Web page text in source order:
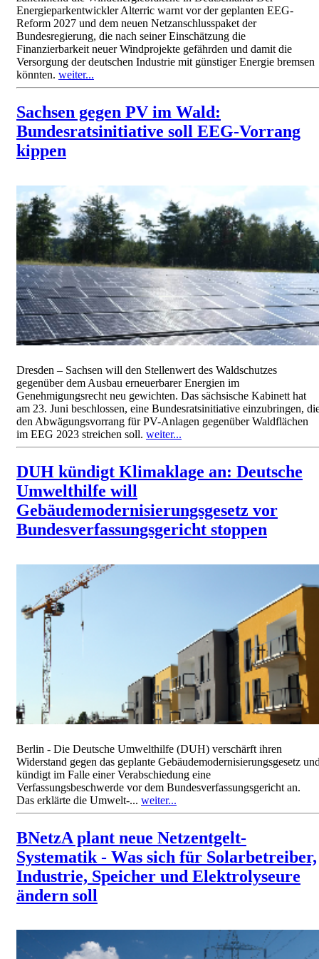
Energieparkentwickler Alterric warnt vor der geplanten EEG-
Reform 2027 und dem neuen Netzanschlusspaket der
Bundesregierung, die nach seiner Einschätzung die
Finanzierbarkeit neuer Windprojekte gefährden und damit die
Versorgung der deutschen Industrie mit günstiger Energie bremsen
könnten. weiter...
Sachsen gegen PV im Wald:
Bundesratsinitiative soll EEG-Vorrang
kippen
Dresden – Sachsen will den Stellenwert des Waldschutzes
gegenüber dem Ausbau erneuerbarer Energien im
Genehmigungsrecht neu gewichten. Das sächsische Kabinett hat
am 23. Juni beschlossen, eine Bundesratsinitiative einzubringen,
den Abwägungsvorrang für PV-Anlagen gegenüber Waldflächen
im EEG 2023 streichen soll. weiter...
DUH kündigt Klimaklage an: Deutsche
Umwelthilfe will
Gebäudemodernisierungsgesetz vor
Bundesverfassungsgericht stoppen
Berlin - Die Deutsche Umwelthilfe (DUH) verschärft ihren
Widerstand gegen das geplante Gebäudemodernisierungsgesetz
kündigt im Falle einer Verabschiedung eine
Verfassungsbeschwerde vor dem Bundesverfassungsgericht an.
Das erklärte die Umwelt-... weiter...
BNetzA plant neue Netzentgelt-
Systematik - Was sich für Solarbetreiber,
Industrie, Speicher und Elektrolyseure
ändern soll